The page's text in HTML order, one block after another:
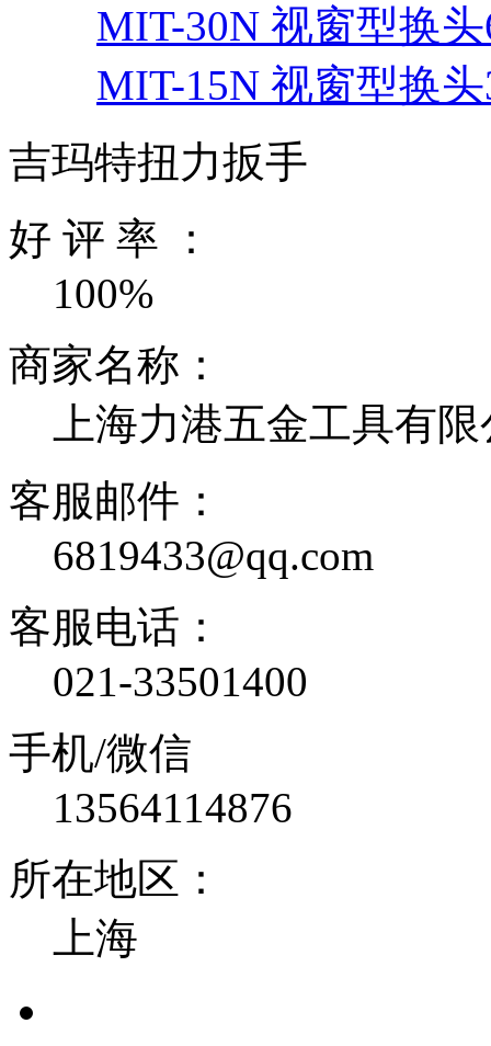
MIT-30N 视窗型换
MIT-15N 视窗型换
吉玛特扭力扳手
好 评 率 ：
100%
商家名称：
上海力港五金工具有
客服邮件：
6819433@qq.com
客服电话：
021-33501400
手机/微信
13564114876
所在地区：
上海